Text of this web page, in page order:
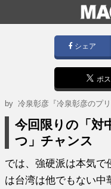
シェア
ポ
by冷泉彰彦『冷泉彰彦のプリ
今回限りの「対
つ」チャンス
では、強硬派は本気で
は台湾は他でもない中